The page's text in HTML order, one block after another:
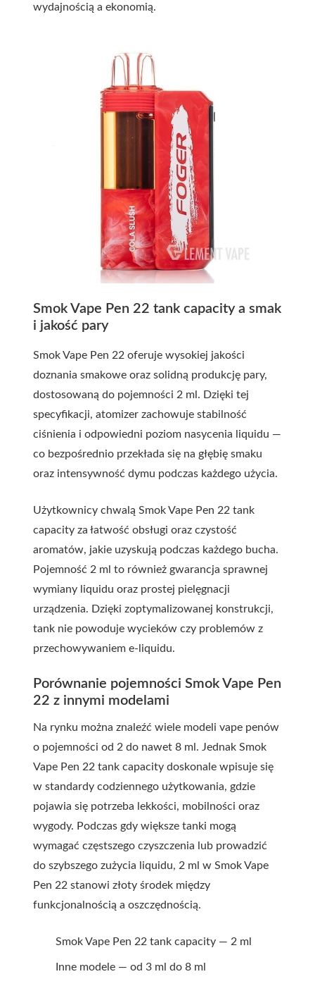
wydajnością a ekonomią.
Smok Vape Pen 22 tank capacity a smak
i jakość pary
Smok Vape Pen 22 oferuje wysokiej jakości
doznania smakowe oraz solidną produkcję pary,
dostosowaną do pojemności 2 ml. Dzięki tej
specyfikacji, atomizer zachowuje stabilność
ciśnienia i odpowiedni poziom nasycenia liquidu —
co bezpośrednio przekłada się na głębię smaku
oraz intensywność dymu podczas każdego użycia.
Użytkownicy chwalą Smok Vape Pen 22 tank
capacity za łatwość obsługi oraz czystość
aromatów, jakie uzyskują podczas każdego bucha.
Pojemność 2 ml to również gwarancja sprawnej
wymiany liquidu oraz prostej pielęgnacji
urządzenia. Dzięki zoptymalizowanej konstrukcji,
tank nie powoduje wycieków czy problemów z
przechowywaniem e-liquidu.
Porównanie pojemności Smok Vape Pen
22 z innymi modelami
Na rynku można znaleźć wiele modeli vape penów
o pojemności od 2 do nawet 8 ml. Jednak Smok
Vape Pen 22 tank capacity doskonale wpisuje się
w standardy codziennego użytkowania, gdzie
pojawia się potrzeba lekkości, mobilności oraz
wygody. Podczas gdy większe tanki mogą
wymagać częstszego czyszczenia lub prowadzić
do szybszego zużycia liquidu, 2 ml w Smok Vape
Pen 22 stanowi złoty środek między
funkcjonalnością a oszczędnością.
Smok Vape Pen 22 tank capacity — 2 ml
Inne modele — od 3 ml do 8 ml